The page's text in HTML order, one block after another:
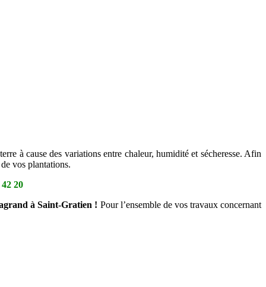
à cause des variations entre chaleur, humidité et sécheresse. Afin
vos plantations.
20
à Saint-Gratien ! Pour l’ensemble de vos travaux concernant